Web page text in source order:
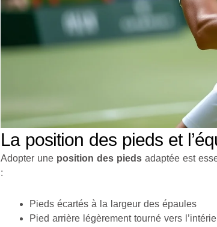
La position des pieds et
Adopter une position des pieds adaptée est
:
Pieds écartés à la largeur des épaules
Pied arrière légèrement tourné vers